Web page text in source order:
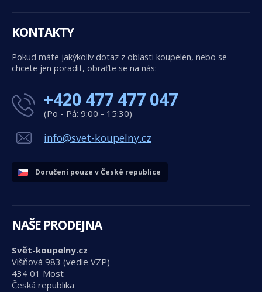
KONTAKTY
Pokud máte jakýkoliv dotaz z oblasti koupelen, nebo se
chcete jen poradit, obraťte se na nás:
+420 477 477 047
(Po - Pá: 9:00 - 15:30)
info@svet-koupelny.cz
Doručení pouze v České republice
NAŠE PRODEJNA
Svět-koupelny.cz
Višňová 983 (vedle VZP)
434 01 Most
Česká republika